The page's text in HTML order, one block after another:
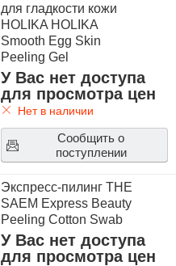
для гладкости кожи
HOLIKA HOLIKA
Smooth Egg Skin
Peeling Gel
У Вас нет доступа
для просмотра цен
Нет в наличии
Сообщить о
поступлении
Экспресс-пилинг THE
SAEM Express Beauty
Peeling Cotton Swab
У Вас нет доступа
для просмотра цен